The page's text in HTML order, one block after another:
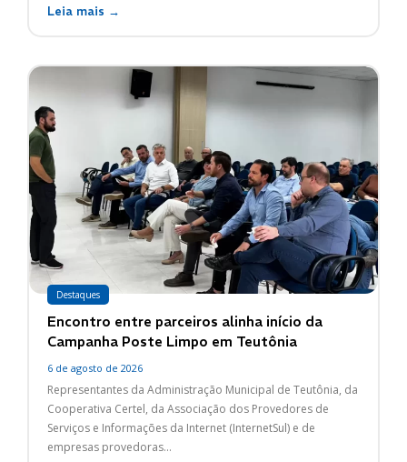
Leia mais →
Destaques
Encontro entre parceiros alinha início da
Campanha Poste Limpo em Teutônia
6 de agosto de 2026
Representantes da Administração Municipal de Teutônia, da
Cooperativa Certel, da Associação dos Provedores de
Serviços e Informações da Internet (InternetSul) e de
empresas provedoras...